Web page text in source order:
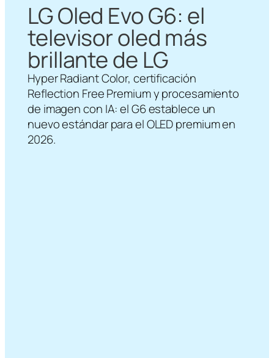
LG Oled Evo G6: el
televisor oled más
brillante de LG
Hyper Radiant Color, certificación
Reflection Free Premium y procesamiento
de imagen con IA: el G6 establece un
nuevo estándar para el OLED premium en
2026.